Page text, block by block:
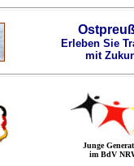
Erleben Sie
mit
Junge
im BdV